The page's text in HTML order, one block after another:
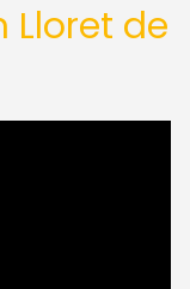
Lloret de